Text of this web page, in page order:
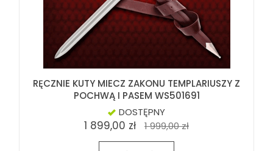
RĘCZNIE KUTY MIECZ ZAKONU TEMPLARIUSZY Z
POCHWĄ I PASEM WS501691
DOSTĘPNY
1 899,00 zł 1 999,00 zł